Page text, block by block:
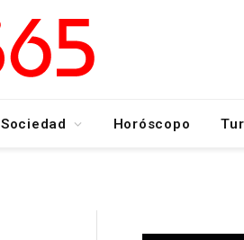
Sociedad Horóscopo